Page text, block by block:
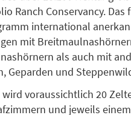
Ranch Conservancy.
international
mit
als auch mit
Geparden und
wird voraussichtlich 20
und jeweils